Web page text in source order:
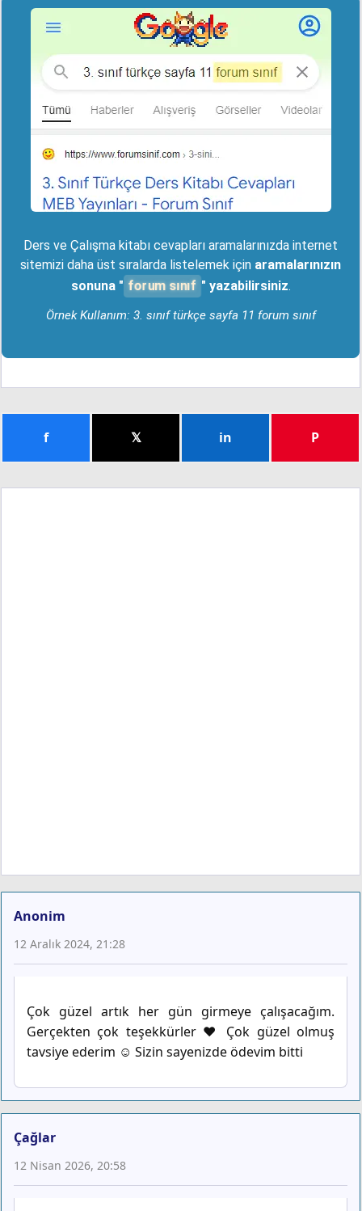
Ders ve Çalışma kitabı cevapları aramalarınızda internet
sitemizi daha üst sıralarda listelemek için aramalarınızın
sonuna " forum sınıf " yazabilirsiniz.
Örnek Kullanım: 3. sınıf türkçe sayfa 11 forum sınıf
f 𝕏 in P
Anonim
12 Aralık 2024, 21:28
Çok güzel artık her gün girmeye çalışacağım.
Gerçekten çok teşekkürler ❤️ Çok güzel olmuş
tavsiye ederim ☺️ Sizin sayenizde ödevim bitti
Çağlar
12 Nisan 2026, 20:58